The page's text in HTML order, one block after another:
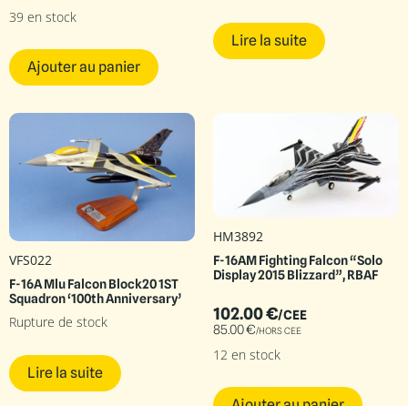
39 en stock
Ajouter au panier
Lire la suite
VFS022
F-16A Mlu Falcon Block20 1ST
Squadron ‘100th Anniversary’
Rupture de stock
Lire la suite
HM3892
F-16AM Fighting Falcon “Solo
Display 2015 Blizzard”, RBAF
102.00€/CEE
85.00€/HORS CEE
12 en stock